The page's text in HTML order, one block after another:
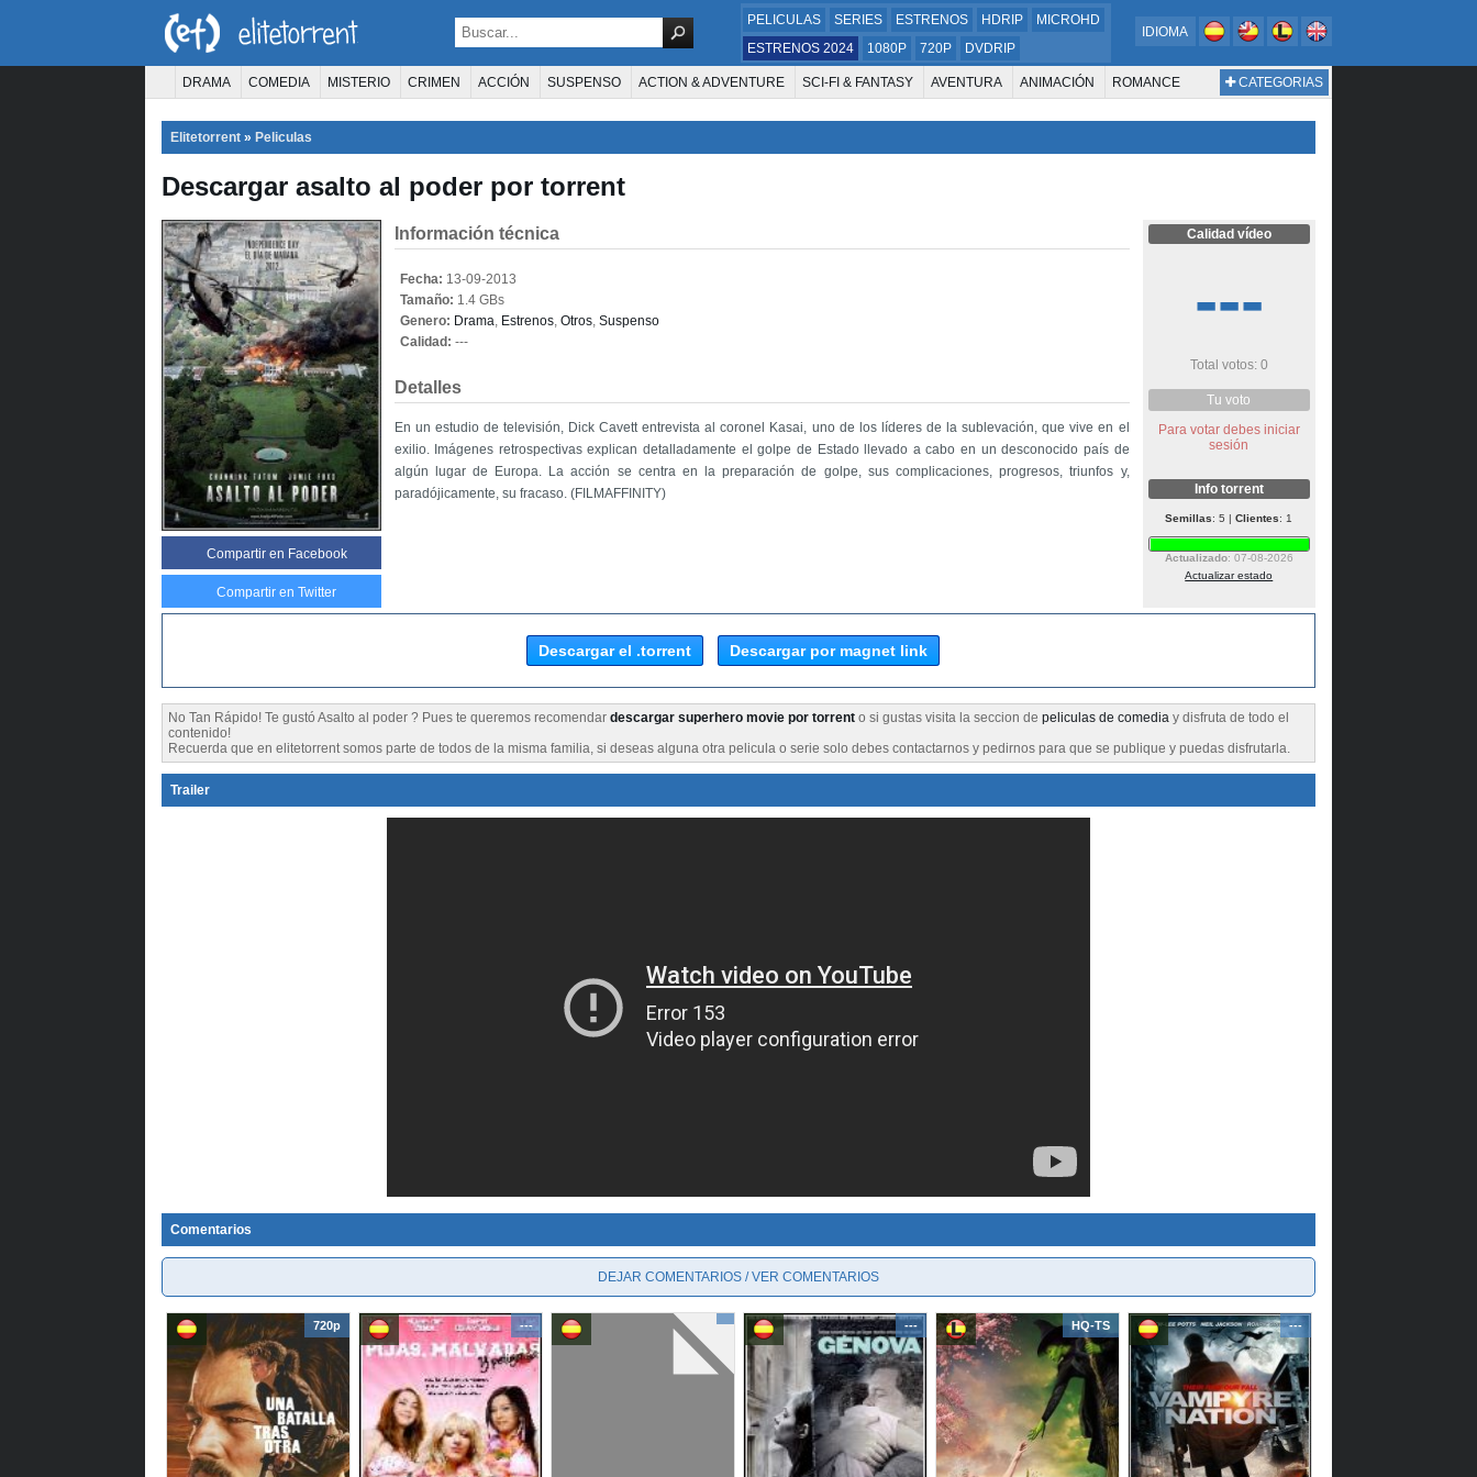
PELICULAS SERIES ESTRENOS HDRIP
MICROHD
ESTRENOS 2024
1080P 720P DVDRIP
IDIOMA
CATEGORIAS
DRAMA COMEDIA MISTERIO CRIMEN ACCIÓN SUSPENSO ACTION & ADVENTURE SCI-FI & FANTASY AVENTURA ANIMACIÓN ROMANCE
Elitetorrent » Peliculas
Descargar asalto al poder por torrent
Compartir en Facebook
Compartir en Twitter
Información técnica
Fecha: 13-09-2013
Tamaño: 1.4 GBs
Genero: Drama, Estrenos, Otros, Suspenso
Calidad: ---
Detalles
En un estudio de televisión, Dick Cavett entrevista al coronel Kasai, uno de los líderes de la sublevación, que vive en el
exilio. Imágenes retrospectivas explican detalladamente el golpe de Estado llevado a cabo en un desconocido país de
algún lugar de Europa. La acción se centra en la preparación de golpe, sus complicaciones, progresos, triunfos y,
paradójicamente, su fracaso. (FILMAFFINITY)
Calidad vídeo
---
Total votos: 0
Tu voto
Para votar debes iniciar
sesión
Info torrent
Semillas: 5 |Clientes: 1
Actualizado: 07-08-2026
Actualizar estado
Descargar el .torrent Descargar por magnet link
No Tan Rápido! Te gustó Asalto al poder ? Pues te queremos recomendar descargar superhero movie por torrent o si gustas visita la seccion de peliculas de comedia y disfruta de todo el
contenido!
Recuerda que en elitetorrent somos parte de todos de la misma familia, si deseas alguna otra pelicula o serie solo debes contactarnos y pedirnos para que se publique y puedas disfrutarla.
Trailer
Comentarios
DEJAR COMENTARIOS / VER COMENTARIOS
720p --- --- HQ-TS ---